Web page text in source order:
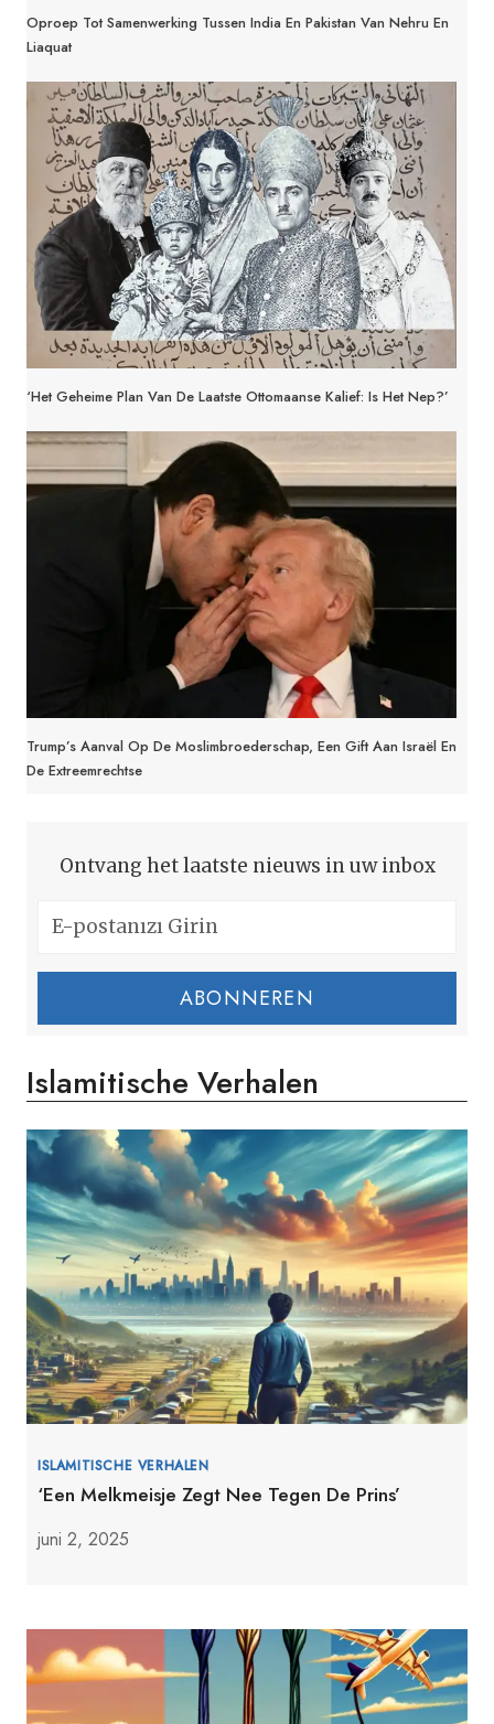
Oproep Tot Samenwerking Tussen India En Pakistan Van Nehru En
Liaquat
‘Het Geheime Plan Van De Laatste Ottomaanse Kalief: Is Het Nep?’
Trump’s Aanval Op De Moslimbroederschap, Een Gift Aan Israël En
De Extreemrechtse
Ontvang het laatste nieuws in uw inbox
ABONNEREN
Islamitische Verhalen
ISLAMITISCHE VERHALEN
‘Een Melkmeisje Zegt Nee Tegen De Prins’
juni 2, 2025